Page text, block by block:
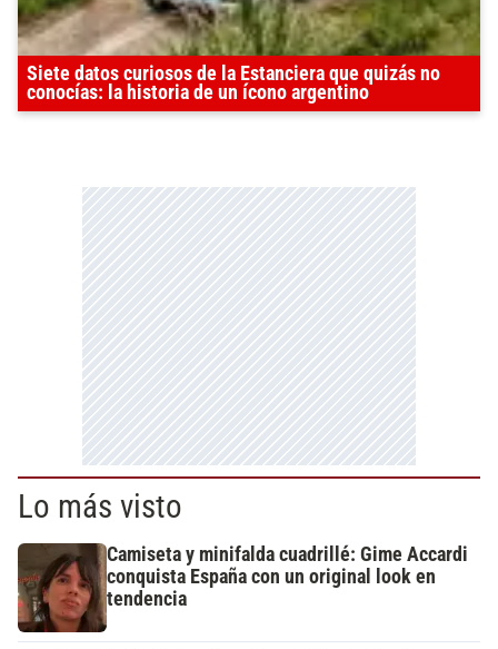
Siete datos curiosos de la Estanciera que quizás no
conocías: la historia de un ícono argentino
Lo más visto
Camiseta y minifalda cuadrillé: Gime Accardi
conquista España con un original look en
tendencia